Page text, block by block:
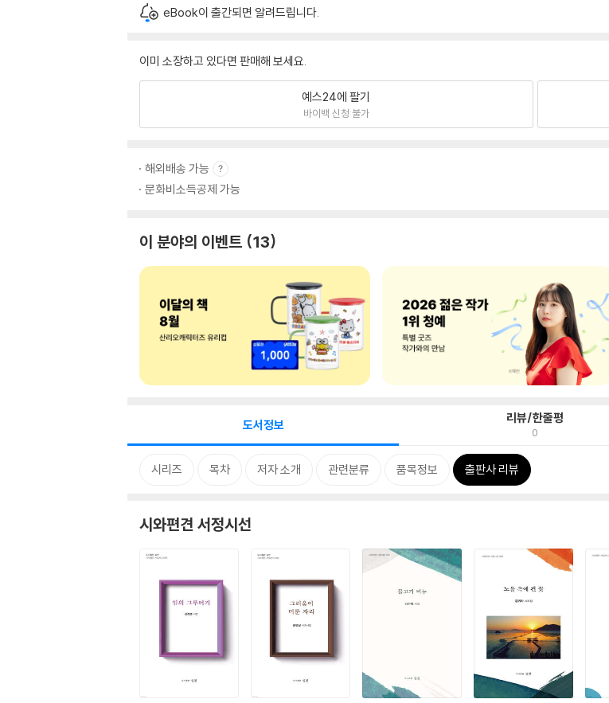
eBook이 출간되면 알려드립니다.
이미 소장하고 있다면 판매해 보세요.
예스24에 팔기
바이백 신청 불가
해외배송 가능
문화비소득공제 가능
이 분야의 이벤트 13
도서정보 리뷰/한줄평
0
시리즈 목차 저자 소개 관련분류 품목정보 출판사 리뷰
시와편견 서정시선